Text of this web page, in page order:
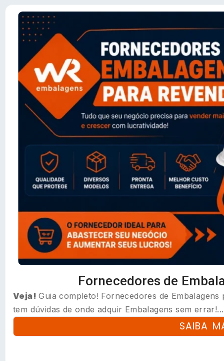
Fornecedores de
Veja! Guia completo! Fornecedores de
tem dúvidas de onde adquir Embalagens sem errar!...
SAIBA